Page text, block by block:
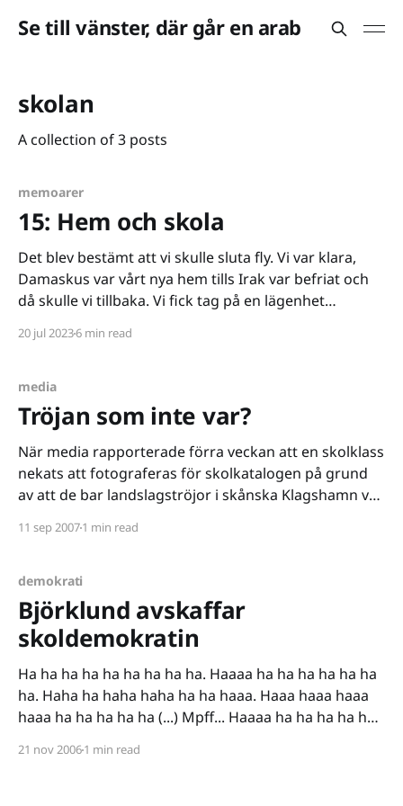
Se till vänster, där går en arab
skolan
A collection of 3 posts
memoarer
15: Hem och skola
Det blev bestämt att vi skulle sluta fly. Vi var klara,
Damaskus var vårt nya hem tills Irak var befriat och
då skulle vi tillbaka. Vi fick tag på en lägenhet
tak. Fuktskador, sprickor och mögel. Högsta
20 jul 20236 min read
media
Tröjan som inte var?
När media rapporterade förra veckan att en skolklass
nekats att fotograferas för skolkatalogen på grund
av att de bar landslagströjor i skånska Klagshamn var
väldigt underligt, speciellt med tanke på att det var en
11 sep 20071 min read
demokrati
Björklund avskaffar
skoldemokratin
Ha ha ha ha ha ha ha ha ha. Haaaa ha ha ha ha ha ha
ha. Haha ha haha haha ha ha haaa. Haaa haaa haaa
haaa ha ha ha ha ha (...) Mpff... Haaaa ha ha ha ha ha
21 nov 20061 min read